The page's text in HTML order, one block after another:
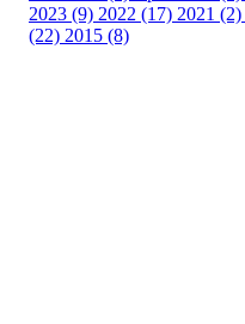
2023 (9) 2022 (17) 2021 (2)
(22) 2015 (8)